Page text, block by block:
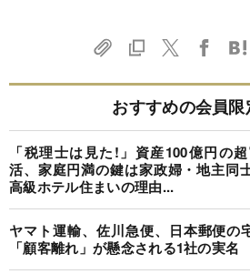
おすすめの会員
「税理士は見た!」資産100億円の
活、家庭円満の鍵は家政婦・地主同
高級ホテル住まいの理由...
ヤマト運輸、佐川急便、日本郵便の
「顧客離れ」が懸念される1社の実名